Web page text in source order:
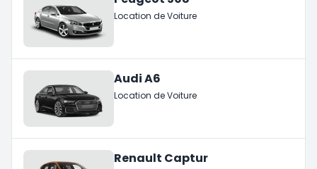
Location de Voiture
Audi A6
Location de Voiture
Renault Captur